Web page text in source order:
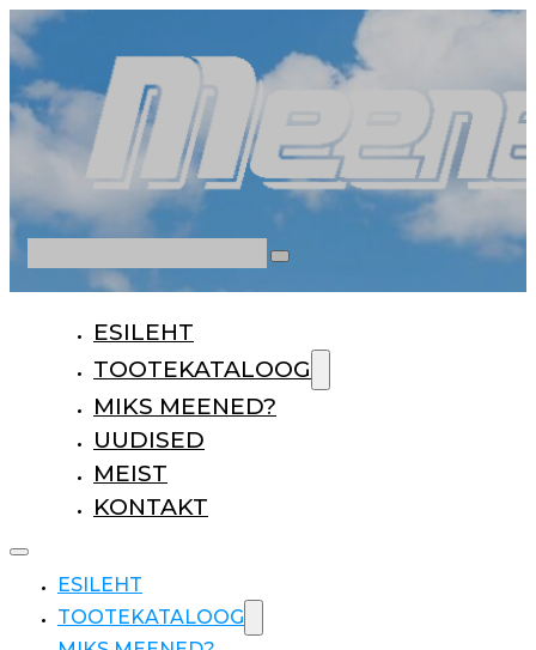
ESILEHT
TOOTEKATALOOG
MIKS MEENED?
UUDISED
MEIST
KONTAKT
ESILEHT
TOOTEKATALOOG